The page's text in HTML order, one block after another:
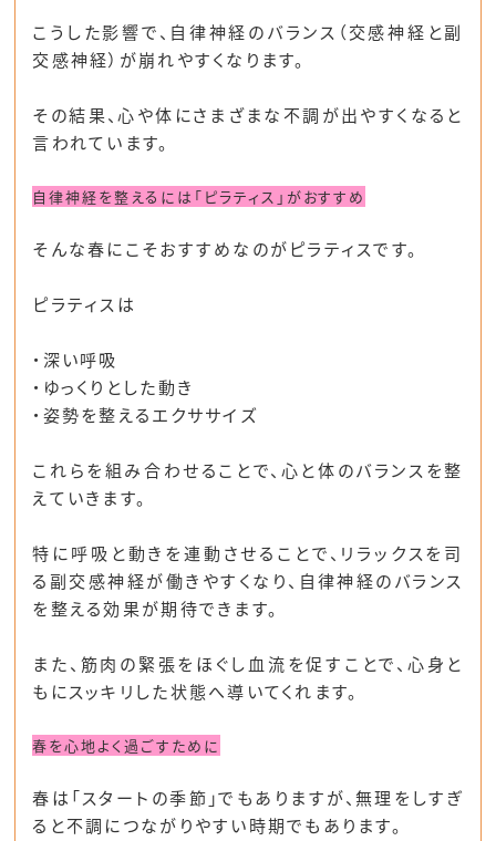
こうした影響で、自律神経のバランス（交感神経と副
交感神経）が崩れやすくなります。
その結果、心や体にさまざまな不調が出やすくなると
言われています。
自律神経を整えるには「ピラティス」がおすすめ
そんな春にこそおすすめなのがピラティスです。
ピラティスは
・深い呼吸
・ゆっくりとした動き
・姿勢を整えるエクササイズ
これらを組み合わせることで、心と体のバランスを整
えていきます。
特に呼吸と動きを連動させることで、リラックスを司
る副交感神経が働きやすくなり、 自律神経のバランス
を整える効果が期待できます。
また、筋肉の緊張をほぐし血流を促すことで、 心身と
もにスッキリした状態へ導いてくれます。
春を心地よく過ごすために
春は「スタートの季節」でもありますが、無理をしすぎ
ると不調につながりやすい時期でもあります。